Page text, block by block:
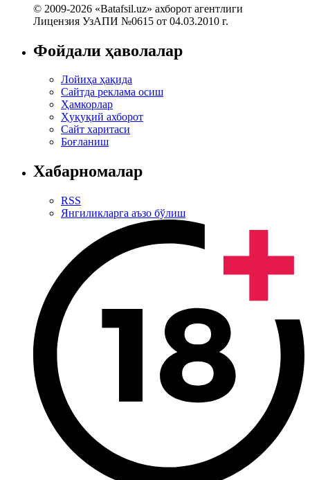
© 2009-2026 «Batafsil.uz» ахборот агентлиги
Лицензия УзАПИ №0615 от 04.03.2010 г.
Фойдали ҳаволалар
Лойиҳа ҳақида
Сайтда реклама осиш
Ҳамкорлар
Ҳуқуқий ахборот
Сайт харитаси
Боғланиш
Хабарномалар
RSS
Янгиликларга аъзо бўлиш